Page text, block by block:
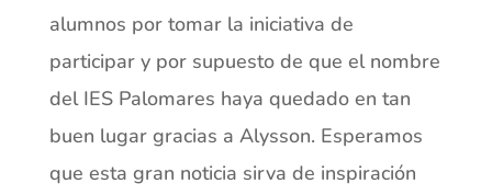
alumnos por tomar la iniciativa de
participar y por supuesto de que el nombre
del IES Palomares haya quedado en tan
buen lugar gracias a Alysson. Esperamos
que esta gran noticia sirva de inspiración